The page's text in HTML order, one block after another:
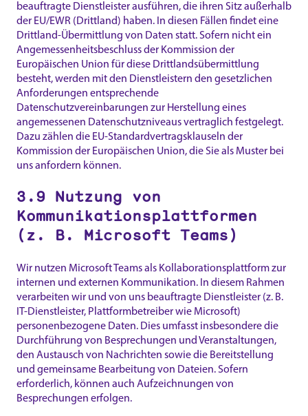
beauftragte Dienstleister ausführen, die ihren Sitz außerhalb
der EU/EWR (Drittland) haben. In diesen Fällen findet eine
Drittland-Übermittlung von Daten statt. Sofern nicht ein
Angemessenheitsbeschluss der Kommission der
Europäischen Union für diese Drittlandsübermittlung
besteht, werden mit den Dienstleistern den gesetzlichen
Anforderungen entsprechende
Datenschutzvereinbarungen zur Herstellung eines
angemessenen Datenschutzniveaus vertraglich festgelegt.
Dazu zählen die EU-Standardvertragsklauseln der
Kommission der Europäischen Union, die Sie als Muster bei
uns anfordern können.
3.9 Nutzung von
Kommunikationsplattformen
(z. B. Microsoft Teams)
Wir nutzen Microsoft Teams als Kollaborationsplattform zur
internen und externen Kommunikation. In diesem Rahmen
verarbeiten wir und von uns beauftragte Dienstleister (z. B.
IT-Dienstleister, Plattformbetreiber wie Microsoft)
personenbezogene Daten. Dies umfasst insbesondere die
Durchführung von Besprechungen und Veranstaltungen,
den Austausch von Nachrichten sowie die Bereitstellung
und gemeinsame Bearbeitung von Dateien. Sofern
erforderlich, können auch Aufzeichnungen von
Besprechungen erfolgen.